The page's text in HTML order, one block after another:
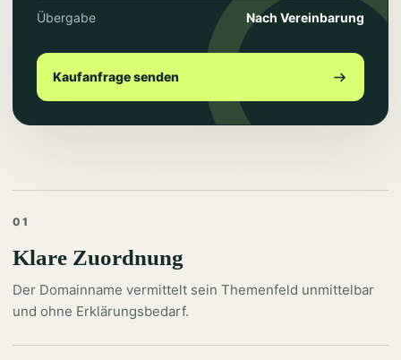
Übergabe Nach Vereinbarung
Kaufanfrage senden
01
Klare Zuordnung
Der Domainname vermittelt sein Themenfeld unmittelbar
und ohne Erklärungsbedarf.